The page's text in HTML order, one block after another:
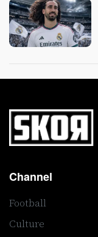
Channel
Football
Culture